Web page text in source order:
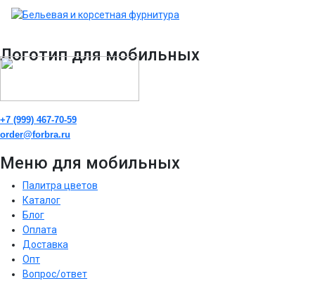
Логотип для мобильных
+7 (999) 467-70-59
order@forbra.ru
Меню для мобильных
Палитра цветов
Каталог
Блог
Оплата
Доставка
Опт
Вопрос/ответ